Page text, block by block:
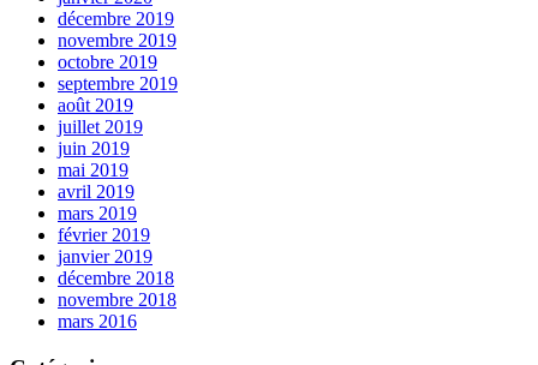
décembre 2019
novembre 2019
octobre 2019
septembre 2019
août 2019
juillet 2019
juin 2019
mai 2019
avril 2019
mars 2019
février 2019
janvier 2019
décembre 2018
novembre 2018
mars 2016